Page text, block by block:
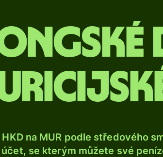
na MUR podle středového
se kterým můžete své